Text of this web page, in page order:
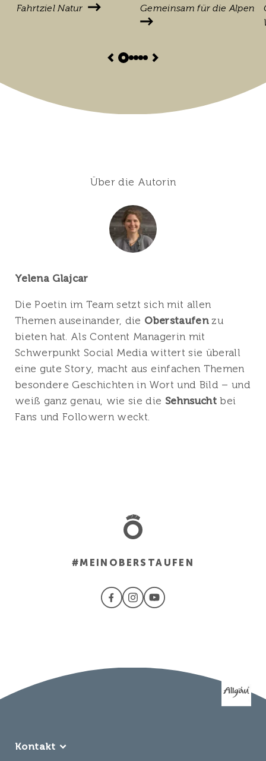
Fahrtziel Natur
Gemeinsam für die Alpen
Über die Autorin
Yelena Glajcar
Die Poetin im Team setzt sich mit allen
Themen auseinander, die Oberstaufenzu
bieten hat. Als Content Managerin mit
Schwerpunkt Social Media wittert sie überall
eine gute Story, macht aus einfachen Themen
besondere Geschichten in Wort und Bild – und
weiß ganz genau, wie sie die Sehnsuchtbei
Fans und Followern weckt.
#MEINOBERSTAUFEN
Kontakt